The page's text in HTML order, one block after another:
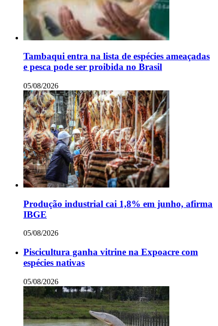
Tambaqui entra na lista de espécies ameaçadas
e pesca pode ser proibida no Brasil
05/08/2026
Produção industrial cai 1,8% em junho, afirma
IBGE
05/08/2026
Piscicultura ganha vitrine na Expoacre com
espécies nativas
05/08/2026